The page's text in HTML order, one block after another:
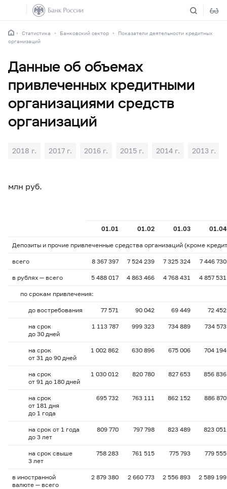
Статистика Банковский сектор
Показатели деятельности кредитных
организаций
Данные об объемах
привлеченных кредитными
организациями средств
организаций
2018 г. 2017 г. 2016 г. 2015 г. 2014 г. 2013 г.
млн руб.
01.01 01.02 01.03 01.04
Депозиты и прочие привлеченные средства организаций (кроме
всего 8 367 397 7 524 239 7 325 324 7 446 730
в рублях — всего 5 488 017 4 863 466 4 768 431 4 857 531
по срокам привлечения:
до востребования 77 571 90 042 69 449 72 452
на срок
до 30 дней
1 113 787 999 323 734 889 734 573
на срок
от 31 до 90 дней
1 002 862 630 896 675 006 704 194
на срок
от 91 до 180 дней
1 030 012 820 780 827 653 856 836
на срок
от 181 дня
до 1 года
695 732 763 111 862 152 886 870
на срок от 1 года
до 3 лет
809 770 797 798 823 489 823 051
на срок свыше
3 лет
758 283 761 515 775 793 779 555
в иностранной
валюте — всего
2 879 380 2 660 773 2 556 893 2 589 199